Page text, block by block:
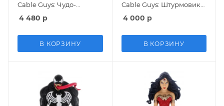
Cable Guys: Чудо-
женщина (Wonder
Woman) ДиСи (DC)
4 480 р
В КОРЗИНУ
Cable Guys: Штурмовик
(Stormtrooper) Звездные
войны: Мандалорец
Mandalorian)
(CGCRSW400357)
4 000 р
В КОРЗИНУ